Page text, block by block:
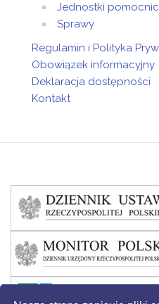
Jednostki
Sprawy
Regulamin i Polityka
Obowiązek informacyjny
Deklaracja dostępności
Kontakt